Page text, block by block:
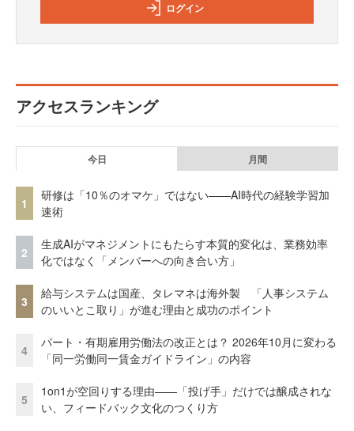
ログイン
アクセスランキング
今日 月間
1
研修は「10％のオマケ」ではない——AI時代の経験学習加
速術
2
生成AIがマネジメントにもたらす本質的変化は、業務効率
化ではなく「メンバーへの向き合い方」
3
給与システムは国産、タレマネは海外製 「人事システム
のいいとこ取り」が進む理由と成功のポイント
4
パート・有期雇用労働法の改正とは？ 2026年10月に変わる
「同一労働同一賃金ガイドライン」の内容
5
1on1が空回りする理由——「投げ手」だけでは醸成されな
い、フィードバック文化のつくり方